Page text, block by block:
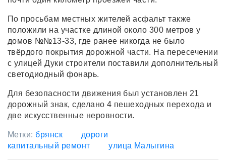
По просьбам местных жителей асфальт также
положили на участке длиной около 300 метров у
домов №№13-33, где ранее никогда не было
твёрдого покрытия дорожной части. На пересечении
с улицей Дуки строители поставили дополнительный
светодиодный фонарь.
Для безопасности движения был установлен 21
дорожный знак, сделано 4 пешеходных перехода и
две искусственные неровности.
Метки: брянск
дороги
капитальный ремонт
улица Малыгина